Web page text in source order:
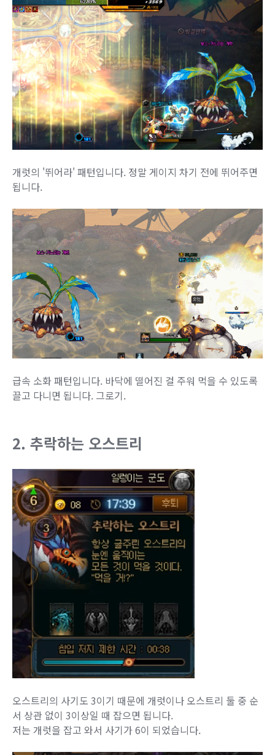
개럿의 '뛰어라' 패턴입니다. 정말 게이지 차기 전에 뛰어주면
됩니다.
급속 소화 패턴입니다. 바닥에 떨어진 걸 주워 먹을 수 있도록
끌고 다니면 됩니다. 그로기.
2. 추락하는 오스트리
오스트리의 사기도 3이기 때문에 개럿이나 오스트리 둘 중 순
서 상관 없이 3이상일 때 잡으면 됩니다.
저는 개럿을 잡고 와서 사기가 6이 되었습니다.